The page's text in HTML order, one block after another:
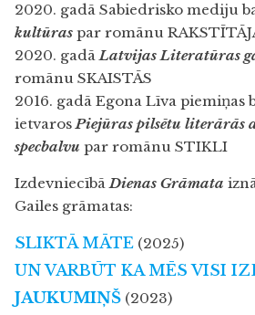
2020. gadā Sabiedrisko mediju
kultūras par romānu
2020. gadāLatvijas Literatūras
romānu SKAISTĀS
2016. gadā Egona Līva piemiņas
ietvarosPiejūras pilsētu literārās
specbalvu par romānu STIKLI
Izdevniecībā Dienas Grāmata
Gailes grāmatas:
SLIKTĀ MĀTE (2025)
UN VARBŪT KA MĒS VISI
JAUKUMIŅŠ (2023)